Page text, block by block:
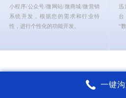
小程序/公众号/微网站/微商城/微营销
系统开发，根据您的需求和行业特
性，进行个性化的功能开发。
迅
台
“
锐智互动核
一键沟